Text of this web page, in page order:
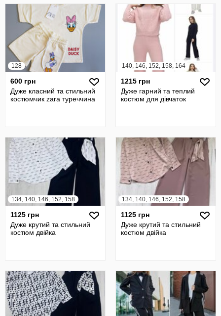
128
600 грн
Дуже класний та стильний
костюмчик zara туреччина
140, 146, 152, 158, 164
1215 грн
Дуже гарний та теплий
костюм для дівчаток
134, 140, 146, 152, 158
1125 грн
Дуже крутий та стильний
костюм двійка
134, 140, 146, 152, 158
1125 грн
Дуже крутий та стильний
костюм двійка